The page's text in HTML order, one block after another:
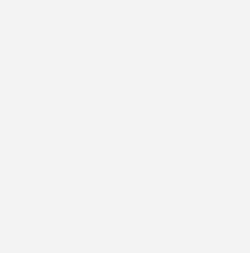
Online-Angebote
KG
widerrufen und eine Abmeldung ist
zum Umgang mit Daten finden Sie